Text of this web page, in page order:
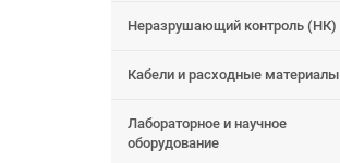
Неразрушающий контроль (НК)
Кабели и расходные материалы
Лабораторное и научное
оборудование